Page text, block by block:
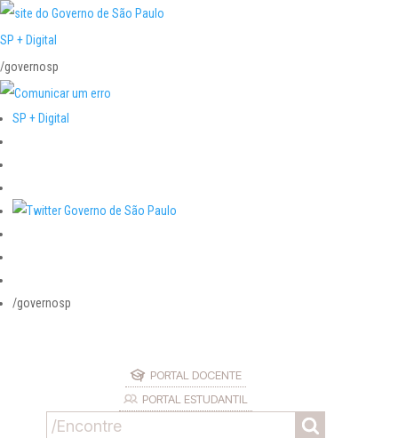
SP + Digital
/governosp
SP + Digital
/governosp
PORTAL DOCENTE
PORTAL ESTUDANTIL